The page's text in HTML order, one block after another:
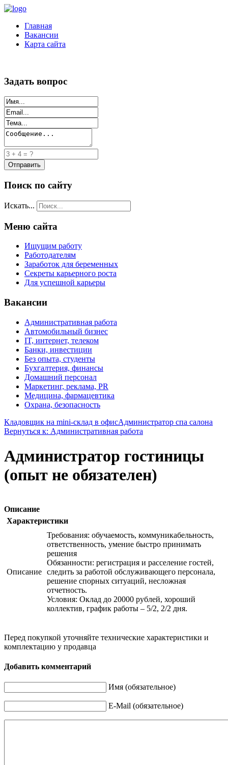
Главная
Вакансии
Карта сайта
Задать вопрос
Поиск по сайту
Искать...
Меню сайта
Ищущим работу
Работодателям
Заработок для беременных
Секреты карьерного роста
Для успешной карьеры
Вакансии
Административная работа
Автомобильный бизнес
IT, интернет, телеком
Банки, инвестиции
Без опыта, студенты
Бухгалтерия, финансы
Домашний персонал
Маркетинг, реклама, PR
Медицина, фармацевтика
Охрана, безопасность
Кладовщик на mini-склад в офисАдминистратор спа салона
Вернуться к: Административная работа
Администратор гостиницы
(опыт не обязателен)
Описание
Характеристики
Описание
Требования: обучаемость, коммуникабельность,
ответственность, умение быстро принимать
решения
Обязанности: регистрация и расселение гостей,
следить за работой обслуживающего персонала,
решение спорных ситуаций, несложная
отчетность.
Условия: Оклад до 20000 рублей, хороший
коллектив, график работы – 5/2, 2/2 дня.
Перед покупкой уточняйте технические характеристики и
комплектацию у продавца
Добавить комментарий
Имя (обязательное)
E-Mail (обязательное)